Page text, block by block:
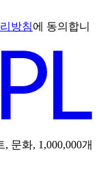
방침에 동의합니
문화, 1,000,000개